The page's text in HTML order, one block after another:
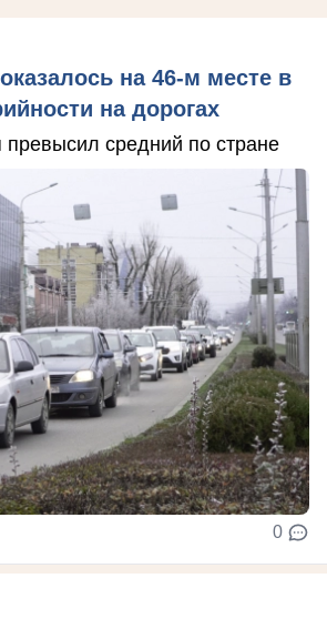
на 46-м месте в
на дорогах
превысил средний по стране
0